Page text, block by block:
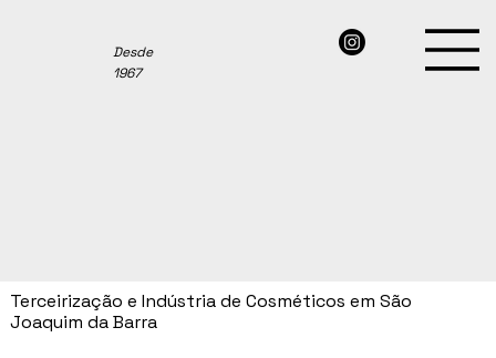
Desde
1967
Terceirização e Indústria de Cosméticos em São
Joaquim da Barra